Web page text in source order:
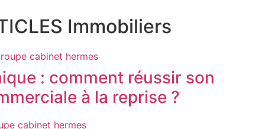
Immobiliers
: comment réussir son
à la reprise ?